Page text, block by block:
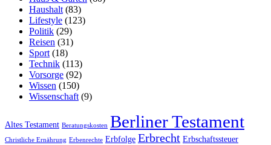
Haushalt (83)
Lifestyle (123)
Politik (29)
Reisen (31)
Sport (18)
Technik (113)
Vorsorge (92)
Wissen (150)
Wissenschaft (9)
Altes Testament Beratungskosten Berliner Testament
Christliche Ernährung Erbenrechte Erbfolge Erbrecht Erbschaftssteuer